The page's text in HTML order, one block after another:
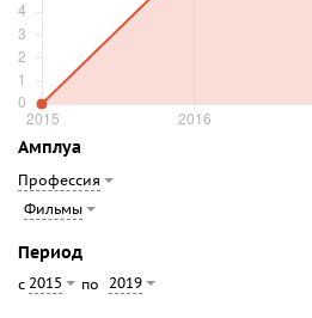
Амплуа
Профессия
Фильмы
Период
с 2015 по 2019